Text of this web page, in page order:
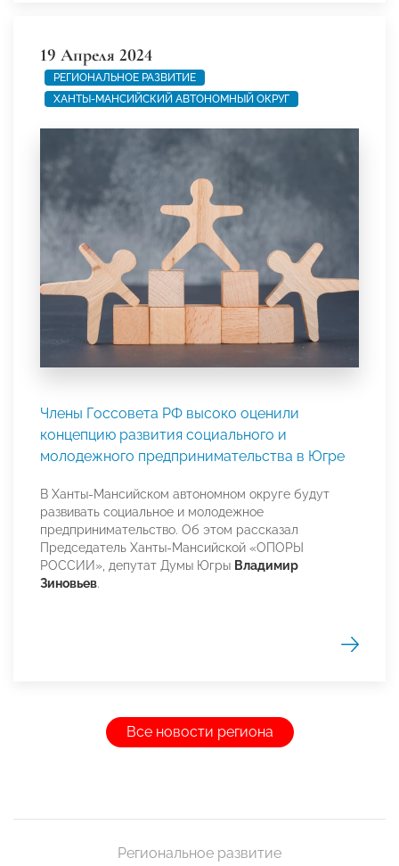
19 Апреля 2024
РЕГИОНАЛЬНОЕ РАЗВИТИЕ
ХАНТЫ-МАНСИЙСКИЙ АВТОНОМНЫЙ ОКРУГ
Члены Госсовета РФ высоко оценили
концепцию развития социального и
молодежного предпринимательства в Югре
В Ханты-Мансийском автономном округе будут
развивать социальное и молодежное
предпринимательство. Об этом рассказал
Председатель Ханты-Мансийской «ОПОРЫ
РОССИИ», депутат Думы Югры Владимир
Зиновьев.
Все новости региона
Региональное развитие